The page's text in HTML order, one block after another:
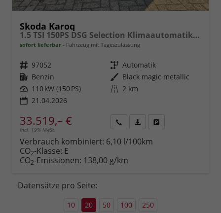
Skoda Karoq
1.5 TSI 150PS DSG Selection Klimaautomatik Sitzheizung Lenkradheizung ACC PDC v+h Rückf.Kamera abg.Scheiben Apple CarPlay Android Auto 17"LM
sofort lieferbar Fahrzeug mit Tageszulassung
Fahrzeugnr. 97052 Getriebe Automatik
Kraftstoff Benzin Außenfarbe Black magic metallic
Leistung 110 kW (150 PS) Kilometerstand 2 km
21.04.2026
33.519,– €
incl. 19% MwSt.
anfordern
Datei,
Verbrauch kombiniert: 6,10 l/100km
CO2-Klasse: E
CO2-Emissionen: 138,00 g/km
Datensätze pro Seite:
10 20 50 100 250